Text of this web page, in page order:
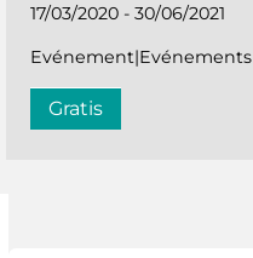
17/03/2020 - 30/06/2021
Evénement|Evénements
Gratis